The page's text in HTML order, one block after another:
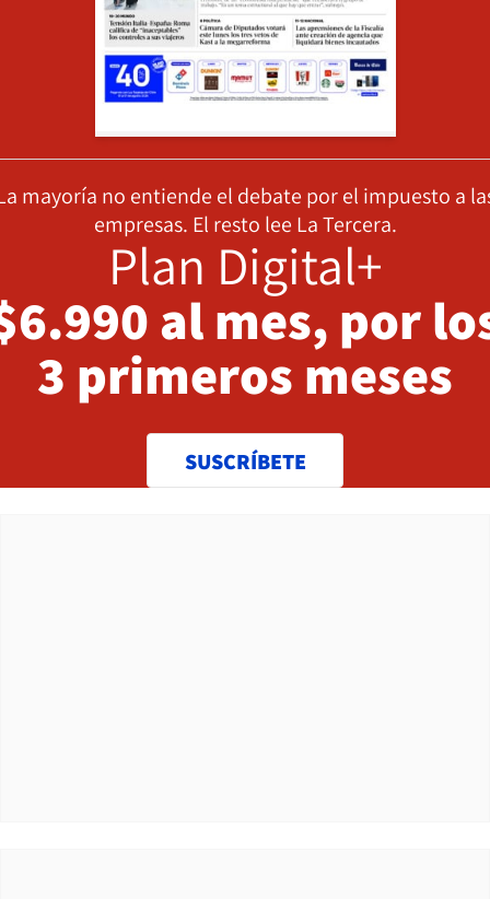
mayoría no entiende el debate por el impuesto a
empresas. El resto lee La Tercera.
Plan Digital+
al mes, por
3 primeros meses
SUSCRÍBETE